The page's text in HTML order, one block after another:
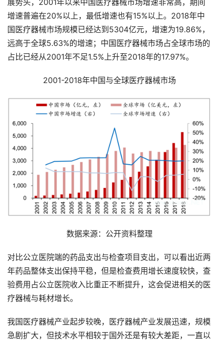
展势头，2001年以来中国医疗器械市场增速非常高，期间
增速普遍在20%以上，最低增速也有15%以上。2018年中
国医疗器械市场规模已经达到5304亿元，增速为19.86%，
远高于全球5.63%的增速；中国医疗器械市场占全球市场的
占比已经从2001年不足1.5%上升至2018年的17.97%。
2001-2018年中国与全球医疗器械市场
数据来源：公开资料整理
对比公立医院端的药品支出与检查项目支出，可以看出近两
年药品整体支出保持平稳，但是检查费用增长速度较快，查
验费用占公立医院收入比重正不断提升，这会促进相关的医
疗器械与耗材增长。
我国医疗器械产业起步较晚，医疗器械产业发展迅速，规模
急剧扩大，但技术水平相较于国外还是有较大差距，一直以